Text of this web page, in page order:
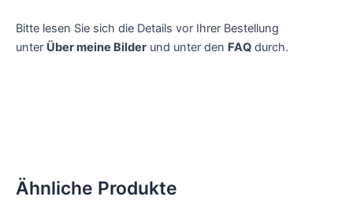
Bitte lesen Sie sich die Details vor Ihrer Bestellung
unter Über meine Bilder und unter den FAQ durch.
Ähnliche Produkte